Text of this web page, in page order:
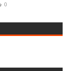
0